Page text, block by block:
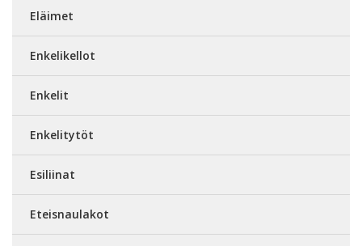
Eläimet
Enkelikellot
Enkelit
Enkelitytöt
Esiliinat
Eteisnaulakot